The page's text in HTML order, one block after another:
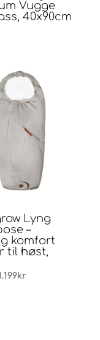
Vugge
40x90cm
Lyng
–
komfort
til høst,
krNåværende